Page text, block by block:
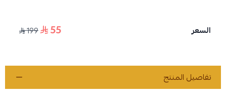
السعر 55
199
تفاصيل المنتج